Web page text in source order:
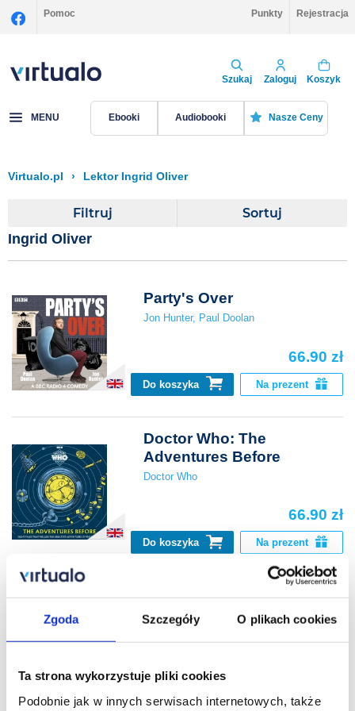
Zgoda Szczegóły O plikach cookies
Ta strona wykorzystuje pliki cookies
Podobnie jak w innych serwisach internetowych, także
Pomoc Punkty Rejestracja
Szukaj Zaloguj Koszyk
MENU Ebooki Audiobooki Nasze Ceny
Virtualo.pl › Lektor Ingrid Oliver
Filtruj Sortuj
Ingrid Oliver
Party's Over
Jon Hunter, Paul Doolan
66.90 zł
Do koszyka Na prezent
Doctor Who: The
Adventures Before
Doctor Who
66.90 zł
Do koszyka Na prezent
Another Case of Milton
Jones: Series 1-5
Do koszyka Na prezent